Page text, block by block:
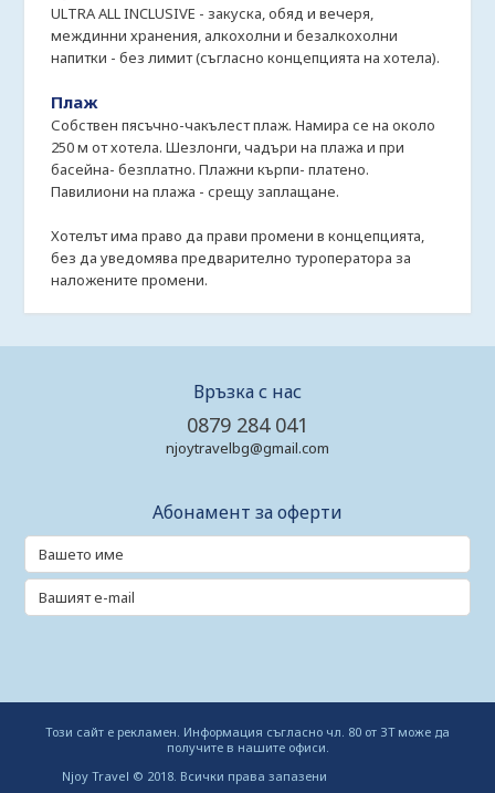
ULTRA ALL INCLUSIVE - закуска, обяд и вечеря,
междинни хранения, алкохолни и безалкохолни
напитки - без лимит (съгласно концепцията на хотела).
Плаж
Собствен пясъчно-чакълест плаж. Намира се на около
250 м от хотела. Шезлонги, чадъри на плажа и при
басейна- безплатно. Плажни кърпи- платено.
Павилиони на плажа - срещу заплащане.
Хотелът има право да прави промени в концепцията,
без да уведомява предварително туроператора за
наложените промени.
Връзка с нас
0879 284 041
njoytravelbg@gmail.com
Абонамент за оферти
Този сайт е рекламен. Информация съгласно чл. 80 от ЗТ може да
получите в нашите офиси.
Njoy Travel © 2018. Всички права запазени